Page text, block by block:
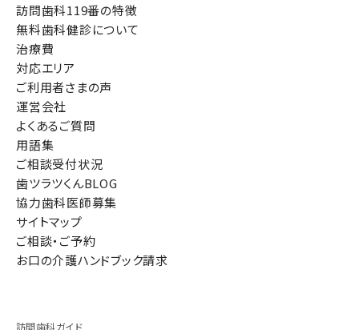
訪問歯科119番の特徴
無料歯科健診について
治療費
対応エリア
ご利用者さまの声
運営会社
よくあるご質問
用語集
ご相談受付状況
歯ツラツくんBLOG
協力歯科医師募集
サイトマップ
ご相談・ご予約
お口の介護ハンドブック請求
訪問歯科ガイド